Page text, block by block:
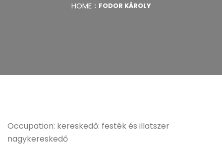
HOME FODOR KÁROLY
Occupation: kereskedő: festék és illatszer
nagykereskedő